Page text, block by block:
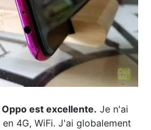
est excellente. Je n'ai
4G, WiFi. J'ai globalement